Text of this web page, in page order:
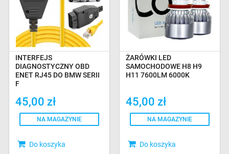
INTERFEJS
DIAGNOSTYCZNY OBD
ENET RJ45 DO BMW SERII
F
45,00 zł
NA MAGAZYNIE
Do koszyka
ŻARÓWKI LED
SAMOCHODOWE H8 H9
H11 7600LM 6000K
45,00 zł
NA MAGAZYNIE
Do koszyka